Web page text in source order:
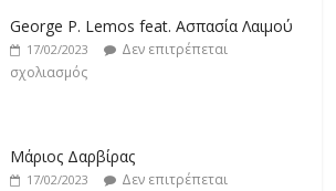
George P. Lemos feat. Ασπασία Λαιμού
17/02/2023
Δεν επιτρέπεται
σχολιασμός
Μάριος Δαρβίρας
17/02/2023
Δεν επιτρέπεται